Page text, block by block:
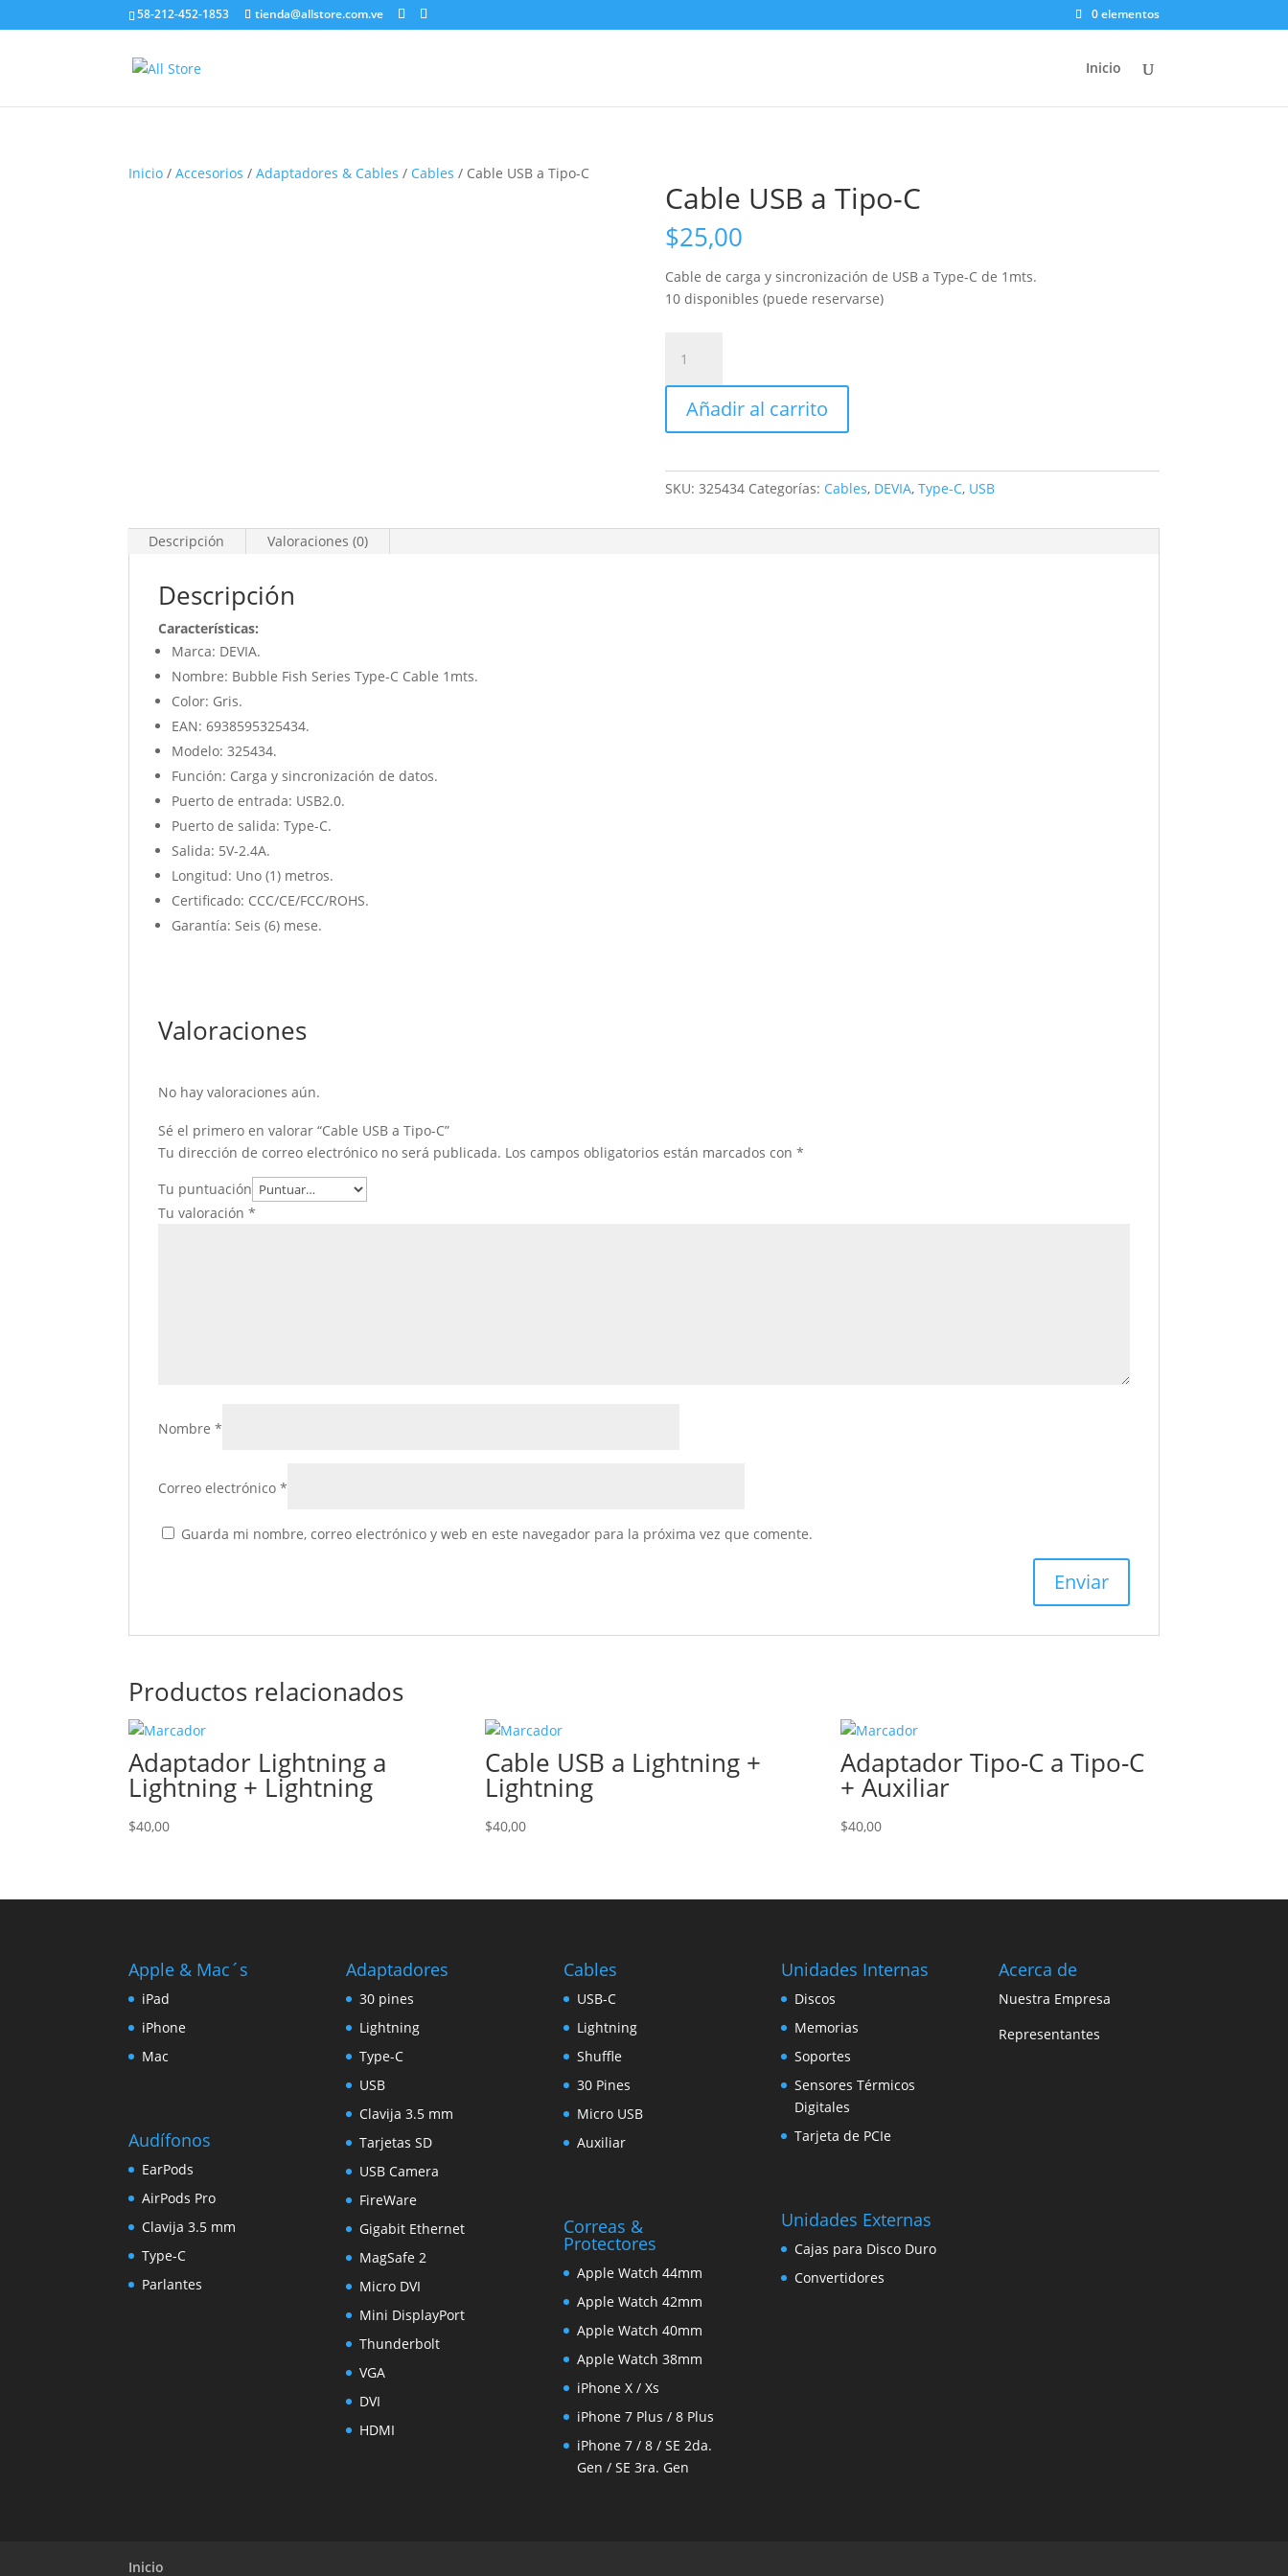
58-212-452-1853 tienda@allstore.com.ve 0 elementos
Inicio
Inicio /Accesorios /Adaptadores & Cables / Cables / Cable USB a Tipo-C
Cable USB a Tipo-C
$25,00
Cable de carga y sincronización de USB a Type-C de 1mts.
10 disponibles (puede reservarse)
USB
a
Tipo-
C
Añadir al carrito
SKU: 325434 Categorías: Cables, DEVIA, Type-C, USB
Descripción Valoraciones (0)
Descripción
Características:
Marca: DEVIA.
Nombre: Bubble Fish Series Type-C Cable 1mts.
Color: Gris.
EAN: 6938595325434.
Modelo: 325434.
Función: Carga y sincronización de datos.
Puerto de entrada: USB2.0.
Puerto de salida: Type-C.
Salida: 5V-2.4A.
Longitud: Uno (1) metros.
Certificado: CCC/CE/FCC/ROHS.
Garantía: Seis (6) mese.
Valoraciones
No hay valoraciones aún.
Sé el primero en valorar “Cable USB a Tipo-C”
Tu dirección de correo electrónico no será publicada. Los campos obligatorios están marcados con*
Tu puntuación
Tu valoración*
Nombre*
Correo electrónico*
Guarda mi nombre, correo electrónico y web en este navegador para la próxima vez que comente.
Productos relacionados
Adaptador Lightning a
Lightning + Lightning
$40,00
Cable USB a Lightning +
Lightning
$40,00
Adaptador Tipo-C a Tipo-C
+ Auxiliar
$40,00
Apple & Mac´s
iPad
iPhone
Mac
Audífonos
EarPods
AirPods Pro
Clavija 3.5 mm
Type-C
Parlantes
Adaptadores
30 pines
Lightning
Type-C
USB
Clavija 3.5 mm
Tarjetas SD
USB Camera
FireWare
Gigabit Ethernet
MagSafe 2
Micro DVI
Mini DisplayPort
Thunderbolt
VGA
DVI
HDMI
Cables
USB-C
Lightning
Shuffle
30 Pines
Micro USB
Auxiliar
Correas &
Protectores
Apple Watch 44mm
Apple Watch 42mm
Apple Watch 40mm
Apple Watch 38mm
iPhone X / Xs
iPhone 7 Plus / 8 Plus
iPhone 7 / 8 / SE 2da.
Gen / SE 3ra. Gen
Unidades Internas
Discos
Memorias
Soportes
Sensores Térmicos
Digitales
Tarjeta de PCIe
Unidades Externas
Cajas para Disco Duro
Convertidores
Acerca de
Nuestra Empresa
Representantes
Inicio